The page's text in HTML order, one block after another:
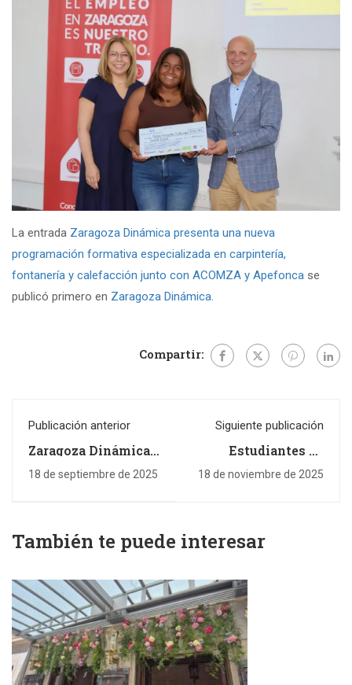
La entrada Zaragoza Dinámica presenta una nueva
programación formativa especializada en carpintería,
fontanería y calefacción junto con ACOMZA y Apefonca se
publicó primero en Zaragoza Dinámica.
Compartir:
Publicación anterior
Zaragoza Dinámica
de Igualdad
18 de septiembre de 2025
Siguiente publicación
Estudiantes de
Santo Domingo de
18 de noviembre de 2025
También te puede interesar